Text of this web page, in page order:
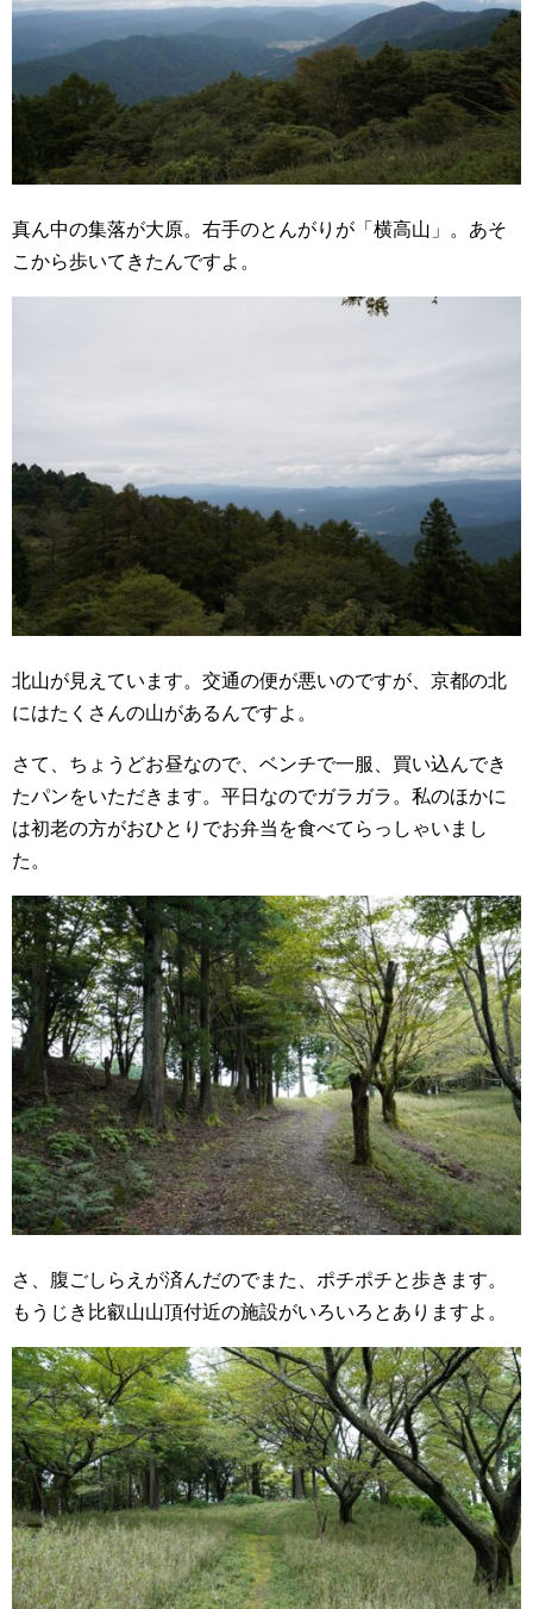
真ん中の集落が大原。右手のとんがりが「横高山」。あそ
こから歩いてきたんですよ。
北山が見えています。交通の便が悪いのですが、京都の北
にはたくさんの山があるんですよ。
さて、ちょうどお昼なので、ベンチで一服、買い込んでき
たパンをいただきます。平日なのでガラガラ。私のほかに
は初老の方がおひとりでお弁当を食べてらっしゃいまし
た。
さ、腹ごしらえが済んだのでまた、ポチポチと歩きます。
もうじき比叡山山頂付近の施設がいろいろとありますよ。